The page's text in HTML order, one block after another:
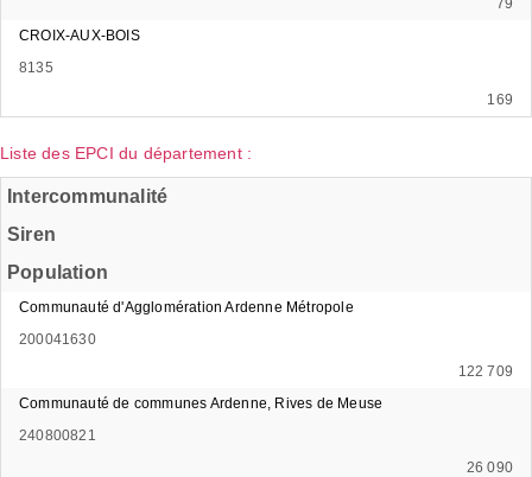
CROIX-AUX-BOIS
8135
169
Liste des EPCI du département :
Intercommunalité
Siren
Population
Communauté d'Agglomération Ardenne Métropole
200041630
122 709
Communauté de communes Ardenne, Rives de Meuse
240800821
26 090